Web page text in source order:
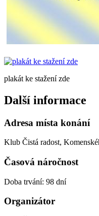
plakát ke stažení zde
Další informace
Adresa místa konání
Klub Čistá radost,
Časová náročnost
Doba trvání: 98 dní
Organizátor